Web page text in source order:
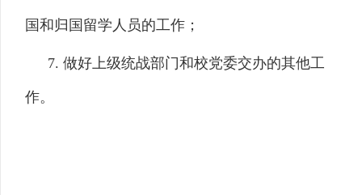
国和归国留学人员的工作；
7. 做好上级统战部门和校党委交办的其他工
作。